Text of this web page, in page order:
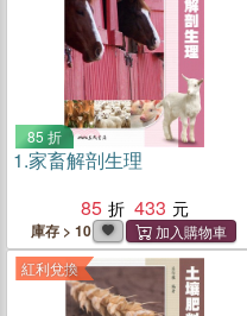
85 折
1.家畜解剖生理
85
433
庫存 > 10
紅利兌換